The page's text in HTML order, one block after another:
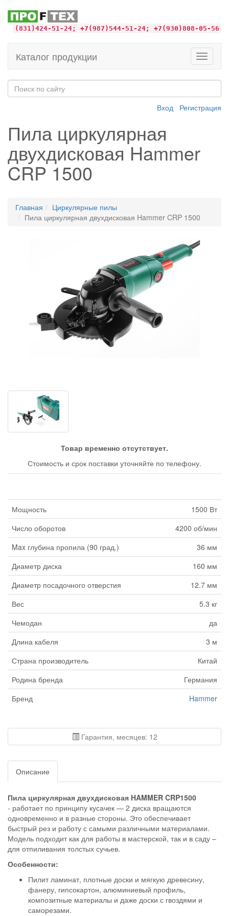
(831)424-51-24; +7(987)544-51-24; +7(930)808-05-56
Toggle
Каталог продукции
Вход Регистрация
Пила циркулярная
двухдисковая Hammer
CRP 1500
Главная
Циркулярные пилы
Пила циркулярная двухдисковая Hammer CRP 1500
Товар временно отсутствует.
Стоимость и срок поставки уточняйте по телефону.
Мощность
1500 Вт
Число оборотов
4200 об/мин
Max глубина пропила (90 град.)
36 мм
Диаметр диска
160 мм
Диаметр посадочного отверстия
12.7 мм
Вес
5.3 кг
Чемодан
да
Длина кабеля
3 м
Страна производитель
Китай
Родина бренда
Германия
Бренд
Hammer
Гарантия, месяцев: 12
Описание
Пила циркулярная двухдисковая HAMMER CRP1500
- работает по принципу кусачек — 2 диска вращаются
одновременно и в разные стороны. Это обеспечивает
быстрый рез и работу с самыми различными материалами.
Модель подходит как для работы в мастерской, так и в саду –
для отпиливания толстых сучьев.
Особенности:
Пилит ламинат, плотные доски и мягкую древесину,
фанеру, гипсокартон, алюминиевый профиль,
композитные материалы и даже доски с гвоздями и
саморезами.